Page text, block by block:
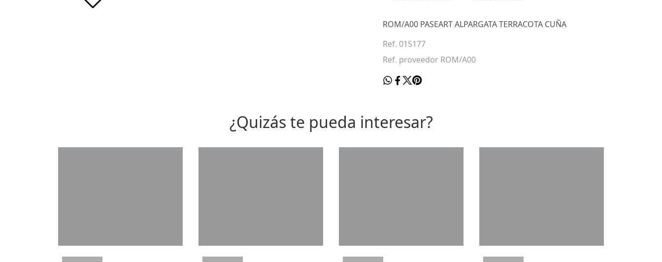
ROM/A00 PASEART ALPARGATA TERRACOTA CUÑA
Ref. 015177
Ref. proveedor ROM/A00
¿Quizás te pueda interesar?